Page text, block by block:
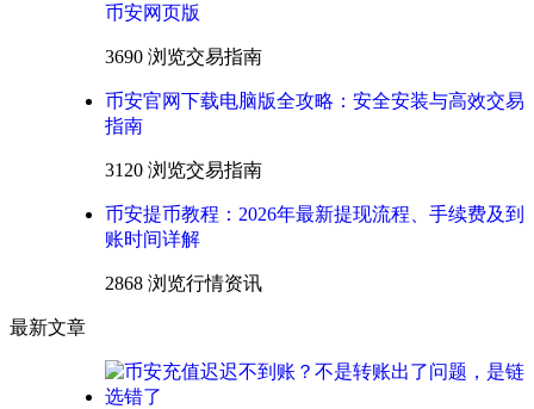
币安网页版
3690 浏览交易指南
币安官网下载电脑版全攻略：安全安装与高效交易
指南
3120 浏览交易指南
币安提币教程：2026年最新提现流程、手续费及到
账时间详解
2868 浏览行情资讯
最新文章